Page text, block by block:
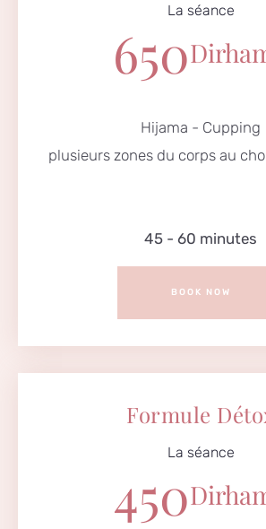
La séance
650
Hijama - Cupping
plusieurs zones du corps au
45 - 60 minutes
BOOK NOW
Formule
La séance
450